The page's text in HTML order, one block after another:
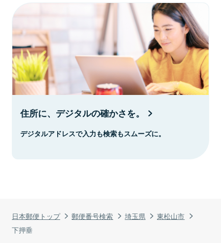
日本郵便トップ 郵便番号検索 埼玉県
東松山市
下押垂
住所に、デジタルの確かさを。
デジタルアドレスで入力も検索もスムーズに。